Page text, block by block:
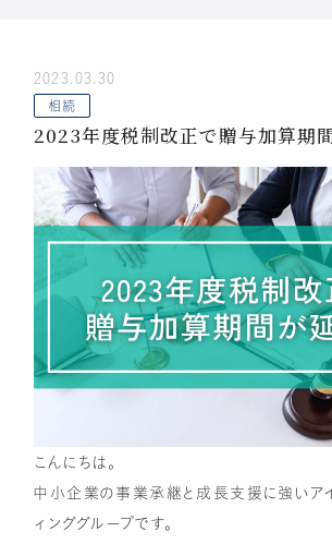
相続専門サイト
IU相続クラブ リクルート
2023.03.30
相続
2023年度税制改正で贈与加算期
こんにちは。
中小企業の事業承継と成長支援に強いア
ィンググループです。